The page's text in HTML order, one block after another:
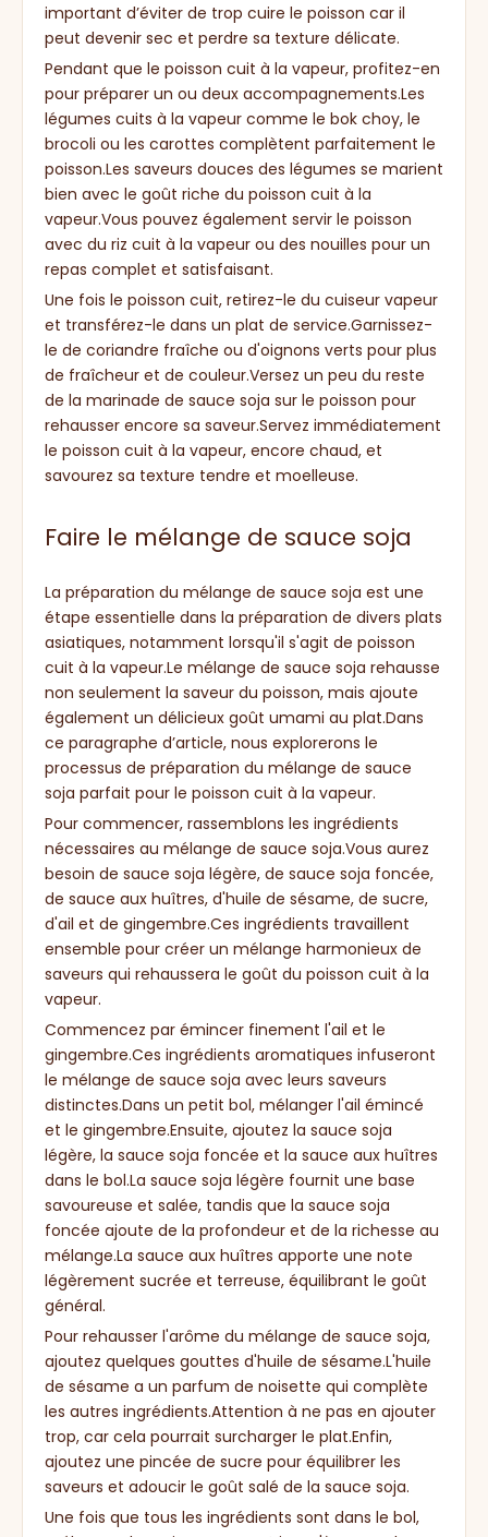
important d’éviter de trop cuire le poisson car il
peut devenir sec et perdre sa texture délicate.
Pendant que le poisson cuit à la vapeur, profitez-en
pour préparer un ou deux accompagnements.Les
légumes cuits à la vapeur comme le bok choy, le
brocoli ou les carottes complètent parfaitement le
poisson.Les saveurs douces des légumes se marient
bien avec le goût riche du poisson cuit à la
vapeur.Vous pouvez également servir le poisson
avec du riz cuit à la vapeur ou des nouilles pour un
repas complet et satisfaisant.
Une fois le poisson cuit, retirez-le du cuiseur vapeur
et transférez-le dans un plat de service.Garnissez-
le de coriandre fraîche ou d'oignons verts pour plus
de fraîcheur et de couleur.Versez un peu du reste
de la marinade de sauce soja sur le poisson pour
rehausser encore sa saveur.Servez immédiatement
le poisson cuit à la vapeur, encore chaud, et
savourez sa texture tendre et moelleuse.
Faire le mélange de sauce soja
La préparation du mélange de sauce soja est une
étape essentielle dans la préparation de divers plats
asiatiques, notamment lorsqu'il s'agit de poisson
cuit à la vapeur.Le mélange de sauce soja rehausse
non seulement la saveur du poisson, mais ajoute
également un délicieux goût umami au plat.Dans
ce paragraphe d’article, nous explorerons le
processus de préparation du mélange de sauce
soja parfait pour le poisson cuit à la vapeur.
Pour commencer, rassemblons les ingrédients
nécessaires au mélange de sauce soja.Vous aurez
besoin de sauce soja légère, de sauce soja foncée,
de sauce aux huîtres, d'huile de sésame, de sucre,
d'ail et de gingembre.Ces ingrédients travaillent
ensemble pour créer un mélange harmonieux de
saveurs qui rehaussera le goût du poisson cuit à la
vapeur.
Commencez par émincer finement l'ail et le
gingembre.Ces ingrédients aromatiques infuseront
le mélange de sauce soja avec leurs saveurs
distinctes.Dans un petit bol, mélanger l'ail émincé
et le gingembre.Ensuite, ajoutez la sauce soja
légère, la sauce soja foncée et la sauce aux huîtres
dans le bol.La sauce soja légère fournit une base
savoureuse et salée, tandis que la sauce soja
foncée ajoute de la profondeur et de la richesse au
mélange.La sauce aux huîtres apporte une note
légèrement sucrée et terreuse, équilibrant le goût
général.
Pour rehausser l'arôme du mélange de sauce soja,
ajoutez quelques gouttes d'huile de sésame.L'huile
de sésame a un parfum de noisette qui complète
les autres ingrédients.Attention à ne pas en ajouter
trop, car cela pourrait surcharger le plat.Enfin,
ajoutez une pincée de sucre pour équilibrer les
saveurs et adoucir le goût salé de la sauce soja.
Une fois que tous les ingrédients sont dans le bol,